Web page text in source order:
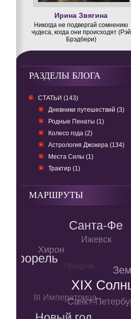
Ирина Звягина
Никогда не подвергай сомнению
чудеса, когда они происходят (Рэй
Брэдбери)
РАЗДЕЛЫ БЛОГА
СТАТЬИ (143)
Дневники путешествий (3)
Родные Пенаты (1)
Колесо года (2)
Астрология Джокера (134)
Места Силы (1)
Трактир (1)
МАРШРУТЫ